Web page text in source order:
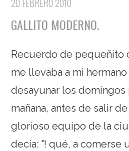
20 FEBRERO 2010
GALLITO MODERNO.
Recuerdo de pequeñito
me llevaba a mi hermano
desayunar los domingos
mañana, antes de salir
glorioso equipo de la
decía: "! qué, a comerse